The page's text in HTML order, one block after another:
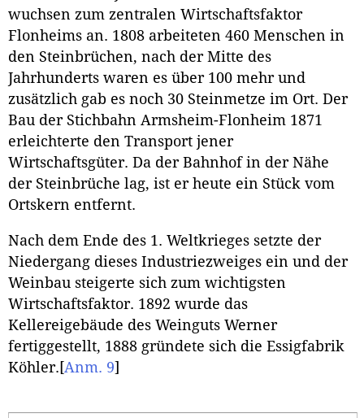
wuchsen zum zentralen Wirtschaftsfaktor
Flonheims an. 1808 arbeiteten 460 Menschen in
den Steinbrüchen, nach der Mitte des
Jahrhunderts waren es über 100 mehr und
zusätzlich gab es noch 30 Steinmetze im Ort. Der
Bau der Stichbahn Armsheim-Flonheim 1871
erleichterte den Transport jener
Wirtschaftsgüter. Da der Bahnhof in der Nähe
der Steinbrüche lag, ist er heute ein Stück vom
Ortskern entfernt.
Nach dem Ende des 1. Weltkrieges setzte der
Niedergang dieses Industriezweiges ein und der
Weinbau steigerte sich zum wichtigsten
Wirtschaftsfaktor. 1892 wurde das
Kellereigebäude des Weinguts Werner
fertiggestellt, 1888 gründete sich die Essigfabrik
Köhler. [Anm. 9]